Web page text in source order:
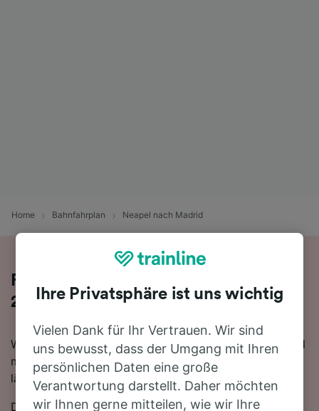
Home Bahnfahrplan Neapel nach Madrid
Reisen Sie mit dem Zug in 28 Stunden
2 Minuten von Neapel nach Madrid
Wenn Sie mehr über die Reise von Neapel nach Madrid
mit dem Zug erfahren möchten, suchen Sie nicht
länger!
Die schnellste Reisezeit auf dieser Strecke beträgt 28
Ihre Privatsphäre ist uns wichtig
Vielen Dank für Ihr Vertrauen. Wir sind
uns bewusst, dass der Umgang mit Ihren
persönlichen Daten eine große
Verantwortung darstellt. Daher möchten
wir Ihnen gerne mitteilen, wie wir Ihre